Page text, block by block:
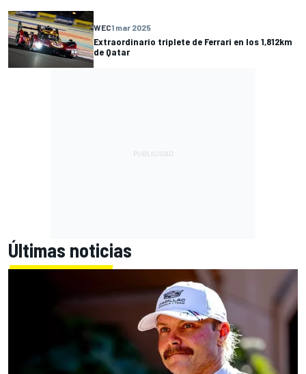
WEC1 mar 2025
Extraordinario triplete de Ferrari en los 1,812km
de Qatar
Últimas noticias